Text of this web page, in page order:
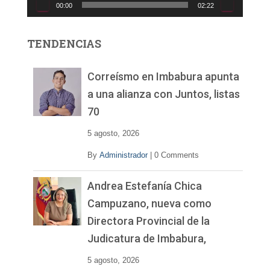
d
00:00 02:22
TENDENCIAS
Correísmo en Imbabura apunta
a una alianza con Juntos, listas
70
5 agosto, 2026
By Administrador 0 Comments
Andrea Estefanía Chica
Campuzano, nueva como
Directora Provincial de la
Judicatura de Imbabura,
5 agosto, 2026